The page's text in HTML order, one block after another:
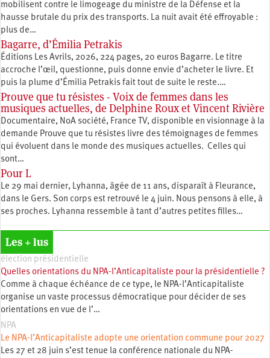
mobilisent contre le limogeage du ministre de la Défense et la
hausse brutale du prix des transports. La nuit avait été effroyable :
plus de…
Bagarre, d’Émilia Petrakis
Éditions Les Avrils, 2026, 224 pages, 20 euros Bagarre. Le titre
accroche l’œil, questionne, puis donne envie d’acheter le livre. Et
puis la plume d’Émilia Petrakis fait tout de suite le reste.…
Prouve que tu résistes - Voix de femmes dans les
musiques actuelles, de Delphine Roux et Vincent Rivière
Documentaire, NoA société, France TV, disponible en visionnage à la
demande Prouve que tu résistes livre des témoignages de femmes
qui évoluent dans le monde des musiques actuelles. Celles qui
sont…
Pour L
Le 29 mai dernier, Lyhanna, âgée de 11 ans, disparaît à Fleurance,
dans le Gers. Son corps est retrouvé le 4 juin. Nous pensons à elle, à
ses proches. Lyhanna ressemble à tant d’autres petites filles…
Les + lus
élection présidentielle
Quelles orientations du NPA-l’Anticapitaliste pour la présidentielle ?
Comme à chaque échéance de ce type, le NPA-l’Anticapitaliste
organise un vaste processus démocratique pour décider de ses
orientations en vue de l’…
NPA
Le NPA-l’Anticapitaliste adopte une orientation commune pour 2027
Les 27 et 28 juin s’est tenue la conférence nationale du NPA-